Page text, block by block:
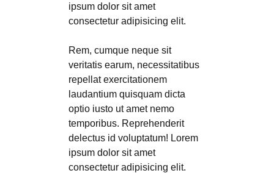
ipsum dolor sit amet
consectetur adipisicing elit.
Rem, cumque neque sit
veritatis earum, necessitatibus
repellat exercitationem
laudantium quisquam dicta
optio iusto ut amet nemo
temporibus. Reprehenderit
delectus id voluptatum! Lorem
ipsum dolor sit amet
consectetur adipisicing elit.